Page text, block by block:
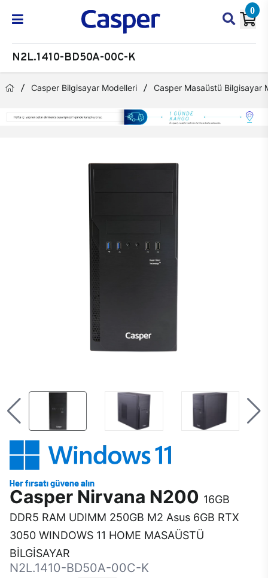
0
N2L.1410-BD50A-00C-K
Casper Bilgisayar Modelleri Casper Masaüstü Bilgisayar
Casper Nirvana N200 16GB
DDR5 RAM UDIMM 250GB M2 Asus 6GB RTX
3050 WINDOWS 11 HOME MASAÜSTÜ
BİLGİSAYAR
N2L.1410-BD50A-00C-K